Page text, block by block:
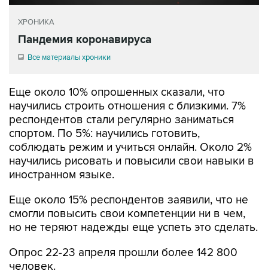
ХРОНИКА
Пандемия коронавируса
Все материалы хроники
Еще около 10% опрошенных сказали, что
научились строить отношения с близкими. 7%
респондентов стали регулярно заниматься
спортом. По 5%: научились готовить,
соблюдать режим и учиться онлайн. Около 2%
научились рисовать и повысили свои навыки в
иностранном языке.
Еще около 15% респондентов заявили, что не
смогли повысить свои компетенции ни в чем,
но не теряют надежды еще успеть это сделать.
Опрос 22-23 апреля прошли более 142 800
человек.